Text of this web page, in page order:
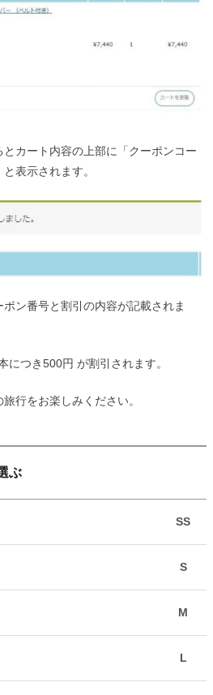
カート内容の上部に「クーポンコー
表示されます。
ン番号と割引の内容が記載されま
につき500円 が割引されます。
行をお楽しみください。
ぶ
SS
S
M
L